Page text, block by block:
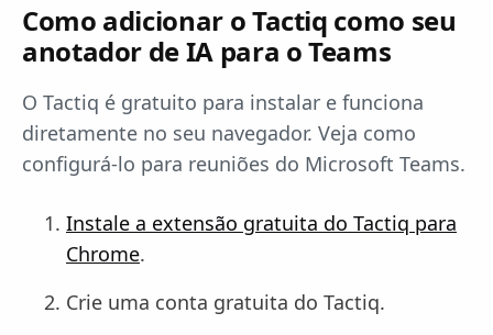
Como adicionar o Tactiq como seu
anotador de IA para o Teams
O Tactiq é gratuito para instalar e funciona
diretamente no seu navegador. Veja como
configurá-lo para reuniões do Microsoft Teams.
Instale a extensão gratuita do Tactiq para
Chrome.
Crie uma conta gratuita do Tactiq.